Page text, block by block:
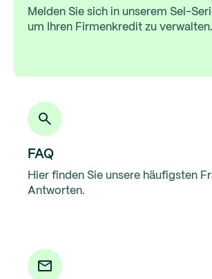
tatsächlich benötigen.
Melden Sie sich in unserem Sel-
um Ihren Firmenkredit zu verwalten.
FAQ
Hier finden Sie unsere häufigsten
Antworten.